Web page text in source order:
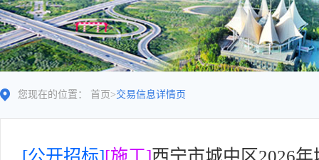
您现在的位置： 首页 >交易信息详情页
[公开招标][施工]西宁市城中区2026